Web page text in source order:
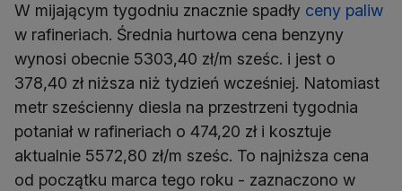
W mijającym tygodniu znacznie spadły ceny paliw
w rafineriach. Średnia hurtowa cena benzyny
wynosi obecnie 5303,40 zł/m sześc. i jest o
378,40 zł niższa niż tydzień wcześniej. Natomiast
metr sześcienny diesla na przestrzeni tygodnia
potaniał w rafineriach o 474,20 zł i kosztuje
aktualnie 5572,80 zł/m sześc. To najniższa cena
od początku marca tego roku - zaznaczono w